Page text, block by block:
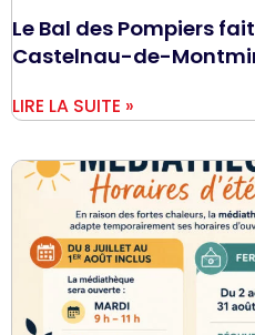
Le Bal des Pompiers
Castelnau-de-
LIRE LA SUITE »